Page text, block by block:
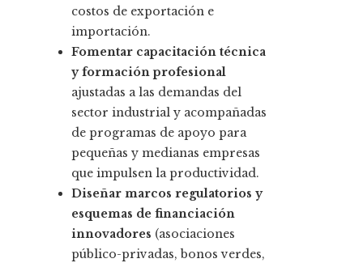
costos de exportación e
importación.
Fomentar capacitación técnica
y formación profesional
ajustadas a las demandas del
sector industrial y acompañadas
de programas de apoyo para
pequeñas y medianas empresas
que impulsen la productividad.
Diseñar marcos regulatorios y
esquemas de financiación
innovadores (asociaciones
público-privadas, bonos verdes,